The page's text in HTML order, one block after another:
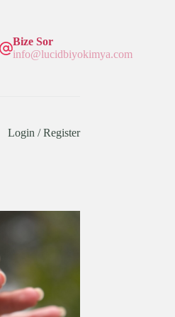
Bize Sor
info@lucidbiyokimya.com
Login / Register